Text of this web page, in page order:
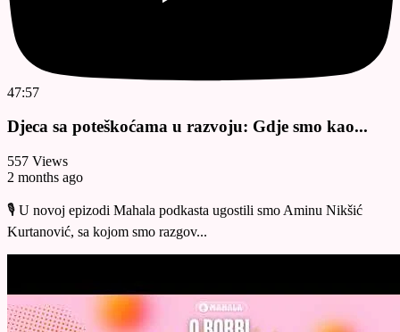
47:57
Djeca sa poteškoćama u razvoju: Gdje smo kao...
557 Views
2 months ago
🎙️ U novoj epizodi Mahala podkasta ugostili smo Aminu Nikšić
Kurtanović, sa kojom smo razgov...